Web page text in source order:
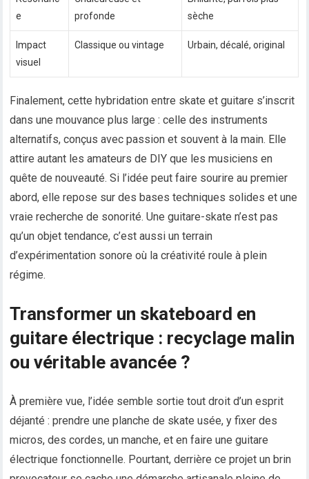
e
profonde
sèche
Impact
visuel
Classique ou vintage Urbain, décalé, original
Finalement, cette hybridation entre skate et guitare s’inscrit
dans une mouvance plus large : celle des instruments
alternatifs, conçus avec passion et souvent à la main. Elle
attire autant les amateurs de DIY que les musiciens en
quête de nouveauté. Si l’idée peut faire sourire au premier
abord, elle repose sur des bases techniques solides et une
vraie recherche de sonorité. Une guitare-skate n’est pas
qu’un objet tendance, c’est aussi un terrain
d’expérimentation sonore où la créativité roule à plein
régime.
Transformer un skateboard en
guitare électrique : recyclage malin
ou véritable avancée ?
À première vue, l’idée semble sortie tout droit d’un esprit
déjanté : prendre une planche de skate usée, y fixer des
micros, des cordes, un manche, et en faire une guitare
électrique fonctionnelle. Pourtant, derrière ce projet un brin